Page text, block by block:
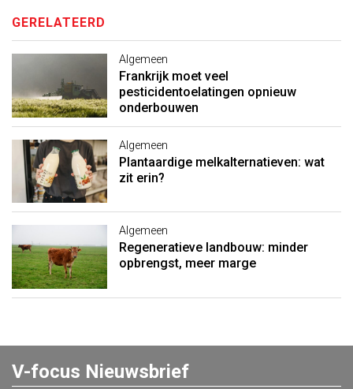
GERELATEERD
Algemeen
Frankrijk moet veel
pesticidentoelatingen opnieuw
onderbouwen
Algemeen
Plantaardige melkalternatieven: wat
zit erin?
Algemeen
Regeneratieve landbouw: minder
opbrengst, meer marge
V-focus Nieuwsbrief